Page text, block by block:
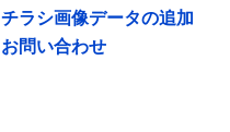
チラシ画像データの追加
お問い合わせ